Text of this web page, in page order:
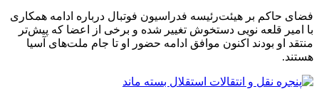
فضای حاکم بر هیئت‌رئیسه فدراسیون فوتبال درباره ادامه همکاری
با امیر قلعه‌ نویی دستخوش تغییر شده و برخی از اعضا که پیش‌تر
منتقد او بودند اکنون موافق ادامه حضور او تا جام ملت‌های آسیا
هستند.